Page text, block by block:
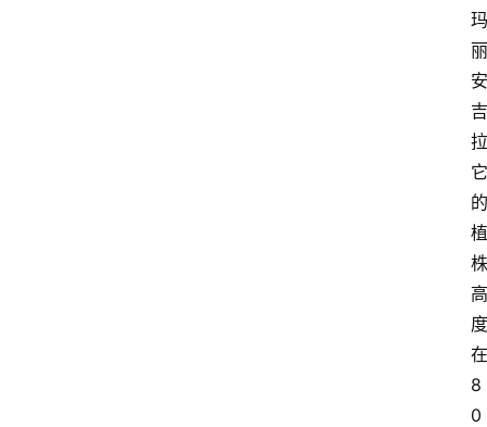
玛
丽
安
吉
拉
它
的
植
株
高
度
在
8
0